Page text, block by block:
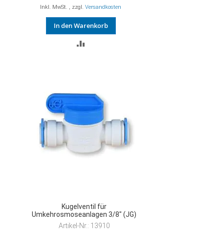
Inkl. MwSt. , zzgl. Versandkosten
In den Warenkorb
Kugelventil für
Umkehrosmoseanlagen 3/8" (JG)
Artikel-Nr.: 13910